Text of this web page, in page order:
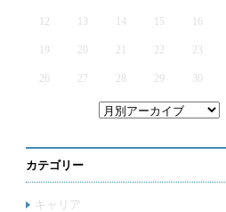
12 13 14 15 16
19 20 21 22 23
26 27 28 29 30
カテゴリー
キャリア